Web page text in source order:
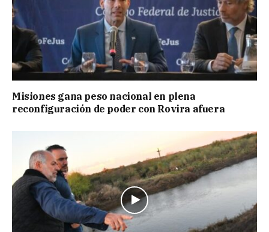
Misiones gana peso nacional en plena
reconfiguración de poder con Rovira afuera